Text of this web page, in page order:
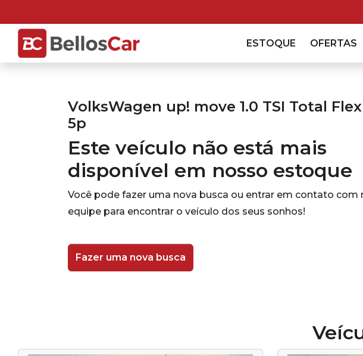
ESTOQUE OFERTAS
VolksWagen up! move 1.0 TSI Total Flex
5p
Este veículo não está mais
disponível em nosso estoque
Você pode fazer uma nova busca ou entrar em contato com
equipe para encontrar o veículo dos seus sonhos!
Fazer uma nova busca